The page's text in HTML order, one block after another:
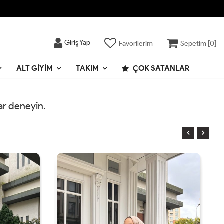
Giriş Yap Favorilerim Sepetim [0]
ALT GIYIM TAKIM ÇOK SATANLAR
deneyin.